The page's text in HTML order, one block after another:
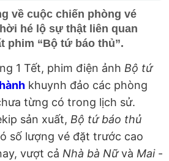
về cuộc chiến phòng vé
hé lộ sự thật liên quan
phim “Bộ tứ báo thủ”.
1 Tết, phim điện ảnh Bộ tứ
khuynh đảo các phòng
từng có trong lịch sử.
sản xuất, Bộ tứ báo thủ
số lượng vé đặt trước cao
vượt cả Nhà bà Nữvà Mai-